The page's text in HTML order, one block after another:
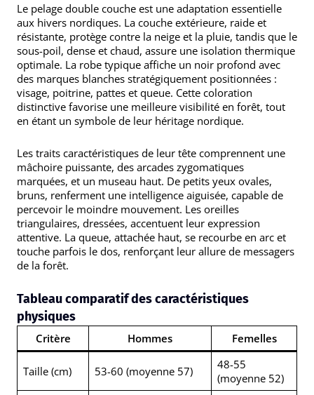
Le pelage double couche est une adaptation essentielle
aux hivers nordiques. La couche extérieure, raide et
résistante, protège contre la neige et la pluie, tandis que le
sous-poil, dense et chaud, assure une isolation thermique
optimale. La robe typique affiche un noir profond avec
des marques blanches stratégiquement positionnées :
visage, poitrine, pattes et queue. Cette coloration
distinctive favorise une meilleure visibilité en forêt, tout
en étant un symbole de leur héritage nordique.
Les traits caractéristiques de leur tête comprennent une
mâchoire puissante, des arcades zygomatiques
marquées, et un museau haut. De petits yeux ovales,
bruns, renferment une intelligence aiguisée, capable de
percevoir le moindre mouvement. Les oreilles
triangulaires, dressées, accentuent leur expression
attentive. La queue, attachée haut, se recourbe en arc et
touche parfois le dos, renforçant leur allure de messagers
de la forêt.
Tableau comparatif des caractéristiques
physiques
Critère Hommes Femelles
Taille (cm) 53-60 (moyenne 57)
48-55
(moyenne 52)